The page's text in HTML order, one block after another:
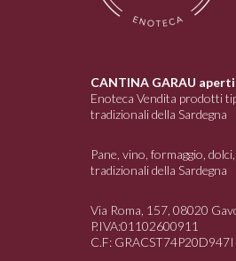
CANTINA GARAU
Enoteca Vendita prodotti
tradizionali della Sardegna
Pane, vino, formaggio,
tradizionali della Sardegna
Via Roma, 157, 08020
P.IVA:01102600911
C.F: GRACST74P20D947I